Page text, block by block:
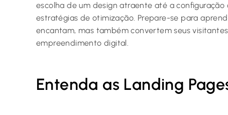
escolha de um design atraente até a
estratégias de otimização. Prepare-se para
encantam, mas também convertem seus
empreendimento digital.
Entenda as Landing